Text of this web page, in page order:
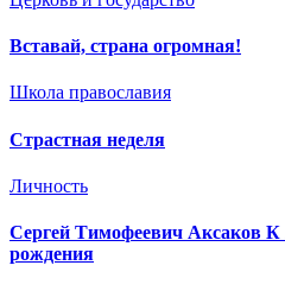
Вставай, страна огромная!
Школа православия
Страстная неделя
Личность
Сергей Тимофеевич Аксаков
рождения